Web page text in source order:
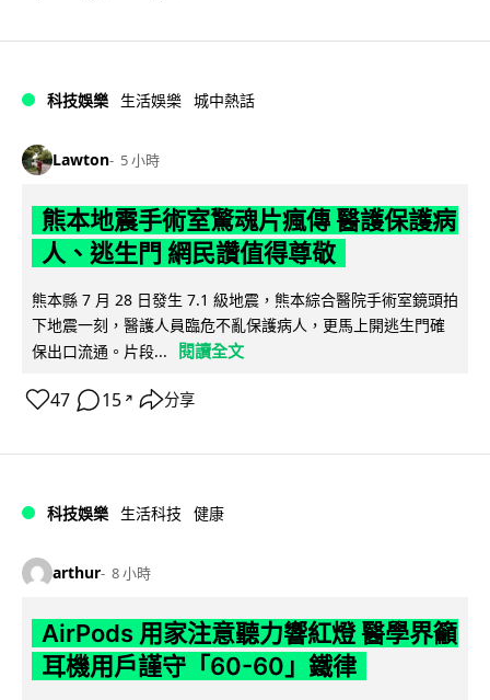
科技娛樂 生活娛樂 城中熱話
Lawton 5 小時
熊本地震手術室驚魂片瘋傳 醫護保護病
人、逃生門 網民讚值得尊敬
熊本縣 7 月 28 日發生 7.1 級地震，熊本綜合醫院手術室鏡頭拍
下地震一刻，醫護人員臨危不亂保護病人，更馬上開逃生門確
保出口流通。片段...
閱讀全文
47 15 ↗ 分享
科技娛樂 生活科技 健康
arthur 8 小時
AirPods 用家注意聽力響紅燈 醫學界籲
耳機用戶謹守「60-60」鐵律